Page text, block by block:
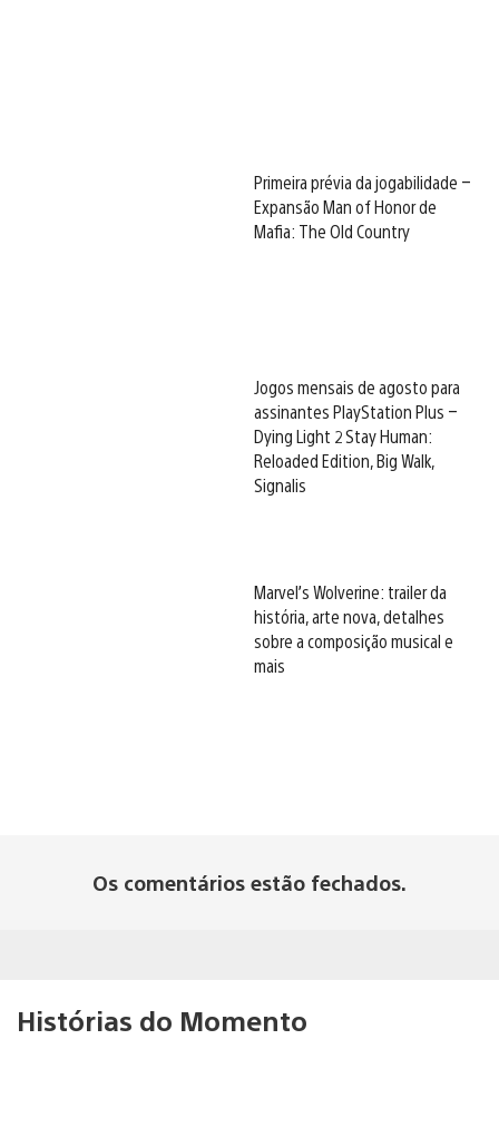
Primeira prévia da jogabilidade –
Expansão Man of Honor de
Mafia: The Old Country
Jogos mensais de agosto para
assinantes PlayStation Plus –
Dying Light 2 Stay Human:
Reloaded Edition, Big Walk,
Signalis
Marvel’s Wolverine: trailer da
história, arte nova, detalhes
sobre a composição musical e
mais
Os comentários estão fechados.
Histórias do Momento